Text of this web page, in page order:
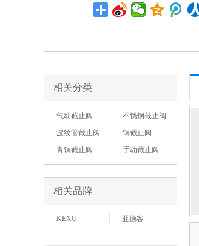
相关分类
气动截止阀
不锈钢截止阀
波纹管截止阀
铜截止阀
青铜截止阀
手动截止阀
相关品牌
KEXU 亚德客